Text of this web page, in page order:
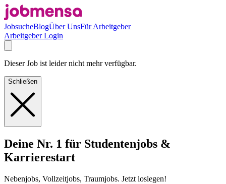
JobsucheBlogÜber UnsFür Arbeitgeber
Arbeitgeber Login
Dieser Job ist leider nicht mehr verfügbar.
Schließen
Deine Nr. 1 für Studentenjobs &
Karrierestart
Nebenjobs, Vollzeitjobs, Traumjobs. Jetzt loslegen!